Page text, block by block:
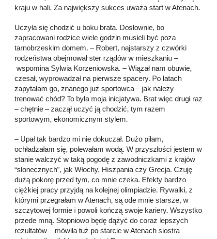
kraju w hali. Za największy sukces uważa start w Atenach.
Uczyła się chodzić u boku brata. Dosłownie, bo
zapracowani rodzice wiele godzin musieli być poza
tarnobrzeskim domem. – Robert, najstarszy z czwórki
rodzeństwa obejmował ster rządów w mieszkaniu –
wspomina Sylwia Korzeniowska. – Wiązał nam obuwie,
czesał, wyprowadzał na pierwsze spacery. Po latach
zapytałam go, znanego już sportowca – jak należy
trenować chód? To była moja inicjatywa. Brat więc drugi raz
– chętnie – zaczął uczyć ją chodzić, tym razem
sportowym, ekonomicznym stylem.
– Upał tak bardzo mi nie dokuczał. Dużo piłam,
ochładzałam się, polewałam wodą. W przyszłości jestem w
stanie walczyć w taką pogodę z zawodniczkami z krajów
“słonecznych”, jak Włochy, Hiszpania czy Grecja. Czuję
dużą pokorę przed tym, co mnie czeka. Efekty bardzo
ciężkiej pracy przyjdą na kolejnej olimpiadzie. Rywalki, z
którymi przegrałam w Atenach, są ode mnie starsze, w
szczytowej formie i powoli kończą swoje kariery. Wszystko
przede mną. Stopniowo będę dążyć do coraz lepszych
rezultatów – mówiła tuż po starcie w Atenach siostra